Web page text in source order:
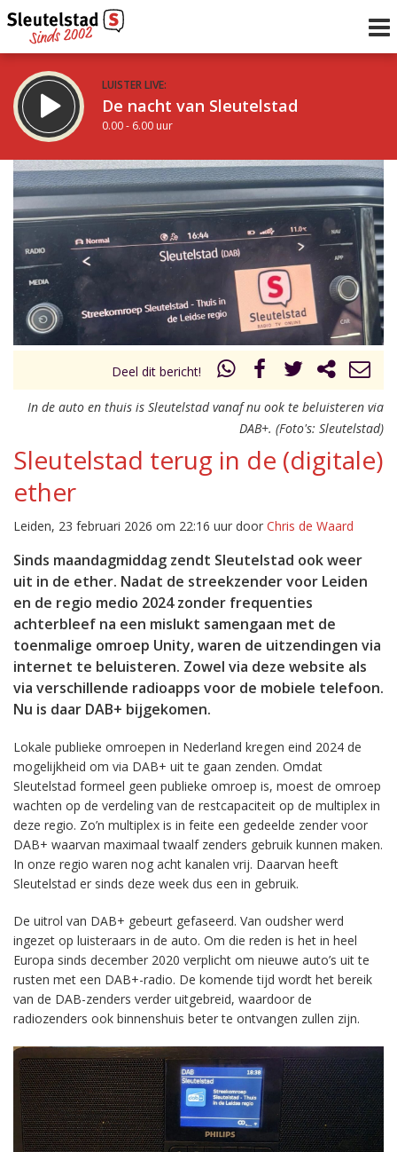
LUISTER LIVE:
De nacht van Sleutelstad
0.00 - 6.00 uur
STRAKS:
De ochtend van Sleutelstad
6.00 - 12.00 uur
Vorig uur
uur 1 van 0 Volgend uur
Deel dit bericht!
In de auto en thuis is Sleutelstad vanaf nu ook te beluisteren via
DAB+. (Foto's: Sleutelstad)
Sleutelstad terug in de (digitale)
ether
Leiden, 23 februari 2026 om 22:16 uur door Chris de Waard
Sinds maandagmiddag zendt Sleutelstad ook weer
uit in de ether. Nadat de streekzender voor Leiden
en de regio medio 2024 zonder frequenties
achterbleef na een mislukt samengaan met de
toenmalige omroep Unity, waren de uitzendingen via
internet te beluisteren. Zowel via deze website als
via verschillende radioapps voor de mobiele telefoon.
Nu is daar DAB+ bijgekomen.
Lokale publieke omroepen in Nederland kregen eind 2024 de
mogelijkheid om via DAB+ uit te gaan zenden. Omdat
Sleutelstad formeel geen publieke omroep is, moest de omroep
wachten op de verdeling van de restcapaciteit op de multiplex in
deze regio. Zo’n multiplex is in feite een gedeelde zender voor
DAB+ waarvan maximaal twaalf zenders gebruik kunnen maken.
In onze regio waren nog acht kanalen vrij. Daarvan heeft
Sleutelstad er sinds deze week dus een in gebruik.
De uitrol van DAB+ gebeurt gefaseerd. Van oudsher werd
ingezet op luisteraars in de auto. Om die reden is het in heel
Europa sinds december 2020 verplicht om nieuwe auto’s uit te
rusten met een DAB+-radio. De komende tijd wordt het bereik
van de DAB-zenders verder uitgebreid, waardoor de
radiozenders ook binnenshuis beter te ontvangen zullen zijn.